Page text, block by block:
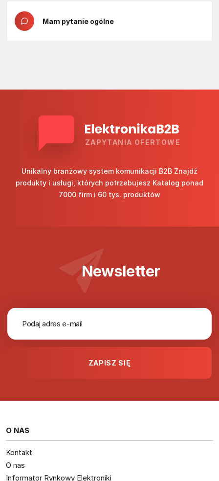
Mam pytanie ogólne
ZAPYTANIA OFERTOWE
Unikalny branżowy system komunikacji B2B Znajdź
produkty i usługi, których potrzebujesz Katalog ponad
7000 firm i 60 tys. produktów
Newsletter
O NAS
Kontakt
O nas
Informator Rynkowy Elektroniki